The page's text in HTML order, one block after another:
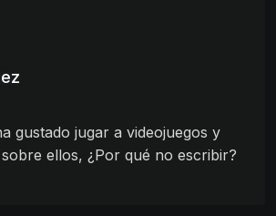
gustado jugar a videojuegos y
ellos, ¿Por qué no escribir?